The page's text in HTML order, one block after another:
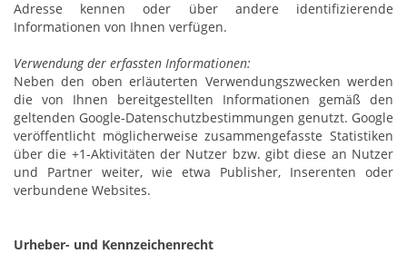
Adresse kennen oder über andere identifizierende
Informationen von Ihnen verfügen.
Verwendung der erfassten Informationen:
Neben den oben erläuterten Verwendungszwecken werden
die von Ihnen bereitgestellten Informationen gemäß den
geltenden Google-Datenschutzbestimmungen genutzt. Google
veröffentlicht möglicherweise zusammengefasste Statistiken
über die +1-Aktivitäten der Nutzer bzw. gibt diese an Nutzer
und Partner weiter, wie etwa Publisher, Inserenten oder
verbundene Websites.
Urheber- und Kennzeichenrecht